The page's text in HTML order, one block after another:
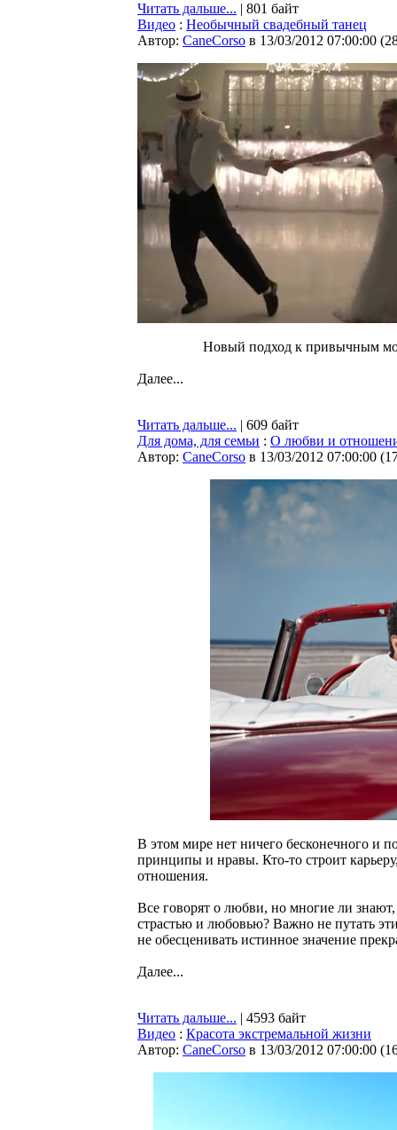
Читать дальше... | 801 байт
Видео : Необычный свадебный танец
Автор: CaneCorso в 13/03/2012 07:00:00 (
Новый подход к привычным
Далее...
Читать дальше... | 609 байт
Для дома, для семьи : О любви и
Автор: CaneCorso в 13/03/2012 07:00:00 (
В этом мире нет ничего бесконечного и
принципы и нравы. Кто-то строит
отношения.
Все говорят о любви, но многие ли
страстью и любовью? Важно не путать
не обесценивать истинное значение
Далее...
Читать дальше... | 4593 байт
Видео : Красота экстремальной жизни
Автор: CaneCorso в 13/03/2012 07:00:00 (